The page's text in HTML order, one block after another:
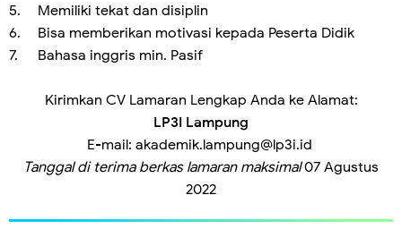
5.
Memiliki tekat dan disiplin
6.
Bisa memberikan motivasi kepada Peserta Didik
7.
Bahasa inggris min. Pasif
Kirimkan CV Lamaran Lengkap Anda ke Alamat:
LP3I Lampung
E-mail: akademik.lampung@lp3i.id
Tanggal di terima berkas lamaran maksimal07 Agustus
2022